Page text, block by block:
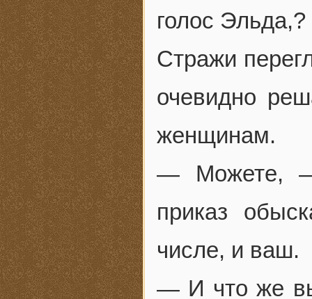
голос
Стражи
очевидно
женщинам.
— Можете, —
приказ
числе, и ваш.
— И что же